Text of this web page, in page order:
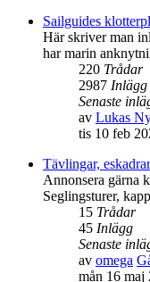
Sailguides
Här skriver man
har marin
220 Trådar
2987 Inlägg
Senaste
av Lukas
tis 10 feb
Tävlingar,
Annonsera gärna
Seglingsturer,
15 Trådar
45 Inlägg
Senaste
av omega
mån 16 maj